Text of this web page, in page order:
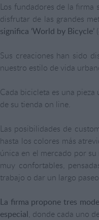
Los fundadores de la
disfrutar de las grandes
significa ‘World by Bicycle’
Sus creaciones han sido
nuestro estilo de vida
Cada bicicleta es una
de su tienda on line.
Las posibilidades de
hasta los colores más
única en el mercado por
muy confortables,
trabajo o dar un largo
La firma propone tres
especial, donde cada uno